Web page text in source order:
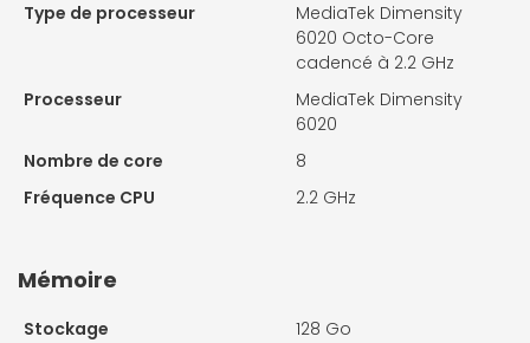
Type de processeur
MediaTek Dimensity
6020 Octo-Core
cadencé à 2.2 GHz
Processeur
MediaTek Dimensity
6020
Nombre de core
8
Fréquence CPU
2.2 GHz
Mémoire
Stockage
128 Go